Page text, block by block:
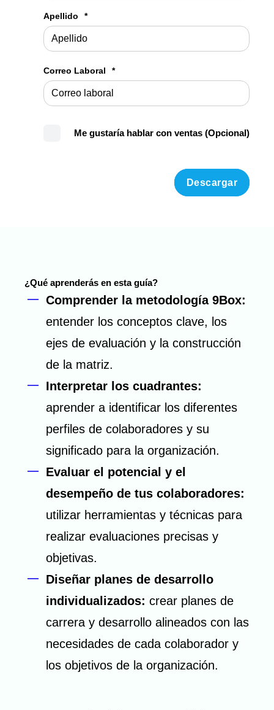
Apellido *
Correo Laboral *
Me gustaría hablar con ventas (Opcional)
¿Qué aprenderás en esta guía?
Comprender la metodología 9Box:
entender los conceptos clave, los
ejes de evaluación y la construcción
de la matriz.
Interpretar los cuadrantes:
aprender a identificar los diferentes
perfiles de colaboradores y su
significado para la organización.
Evaluar el potencial y el
desempeño de tus colaboradores:
utilizar herramientas y técnicas para
realizar evaluaciones precisas y
objetivas.
Diseñar planes de desarrollo
individualizados: crear planes de
carrera y desarrollo alineados con las
necesidades de cada colaborador y
los objetivos de la organización.